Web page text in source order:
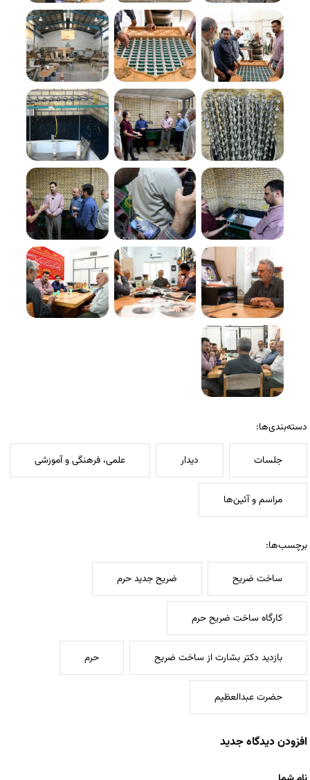
دسته‌بندی‌ها:
جلسات دیدار علمی، فرهنگی و آموزشی
مراسم و آئین‌ها
برچسب‌ها:
ساخت ضریح ضریح جدید حرم
کارگاه ساخت ضریح حرم
بازدید دکتر بشارت از ساخت ضریح حرم
حضرت عبدالعظیم
افزودن دیدگاه جدید